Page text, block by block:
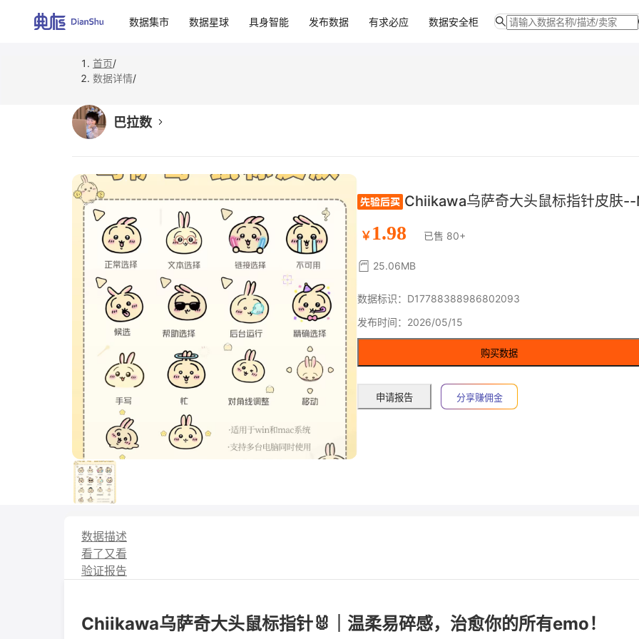
数据集市 数据星球 具身智能 发布数据 有求必应 数据安全柜
首页/
数据详情/
巴拉数
Chiikawa乌萨奇大头鼠标指针皮肤
￥ 1.98 已售 80+
25.06MB
数据标识：D17788388986802093
发布时间：2026/05/15
购买数据
申请报告 分享赚佣金
数据描述
看了又看
验证报告
Chiikawa乌萨奇大头鼠标指针🐰｜温柔易碎感，治愈你的所有emo！